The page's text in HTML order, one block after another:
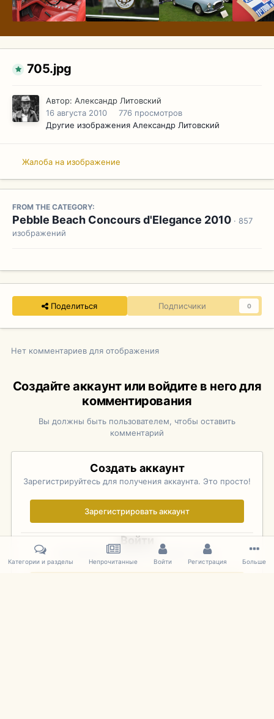
705.jpg
Автор: Александр Литовский
16 августа 2010
776 просмотров
Другие изображения Александр Литовский
Жалоба на изображение
FROM THE CATEGORY:
Pebble Beach Concours d'Elegance 2010 · 857
изображений
Поделиться Подписчики 0
Нет комментариев для отображения
Создайте аккаунт или войдите в него для
комментирования
Вы должны быть пользователем, чтобы оставить
комментарий
Создать аккаунт
Зарегистрируйтесь для получения аккаунта. Это просто!
Зарегистрировать аккаунт
Войти
Уже зарегистрированы? Войдите здесь.
Категории и разделы Непрочитанные Войти Регистрация Больше